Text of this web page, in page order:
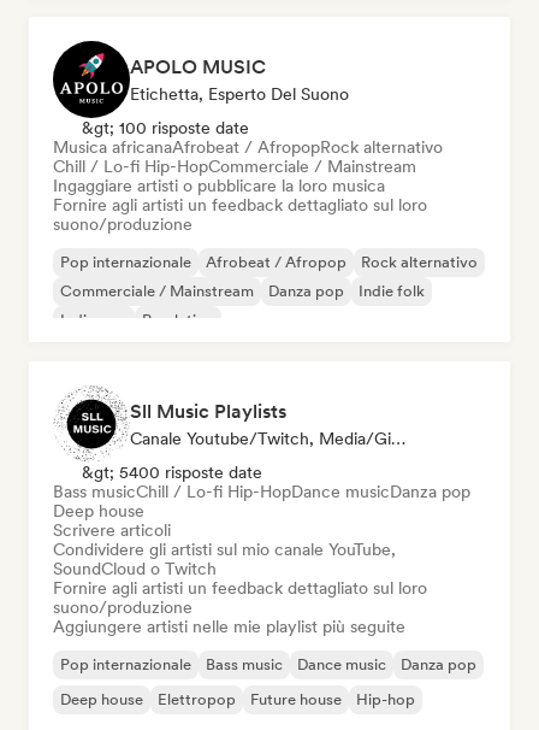
APOLO MUSIC
Etichetta, Esperto Del Suono
&gt; 100 risposte date
Musica africanaAfrobeat / AfropopRock alternativo
Chill / Lo-fi Hip-HopCommerciale / Mainstream
Ingaggiare artisti o pubblicare la loro musica
Fornire agli artisti un feedback dettagliato sul loro
suono/produzione
Pop internazionale Afrobeat / Afropop
Rock alternativo
Commerciale / Mainstream
Danza pop
Indie folk
Indie pop
Pop latino
Sll Music Playlists
Canale Youtube/Twitch, Media/Giornalista, Curatore Di Playlist, Esperto Del Suono
&gt; 5400 risposte date
Bass musicChill / Lo-fi Hip-HopDance musicDanza pop
Deep house
Scrivere articoli
Condividere gli artisti sul mio canale YouTube,
SoundCloud o Twitch
Fornire agli artisti un feedback dettagliato sul loro
suono/produzione
Aggiungere artisti nelle mie playlist più seguite
Pop internazionale Bass music Dance music
Danza pop
Deep house
Elettropop Future house Hip-hop